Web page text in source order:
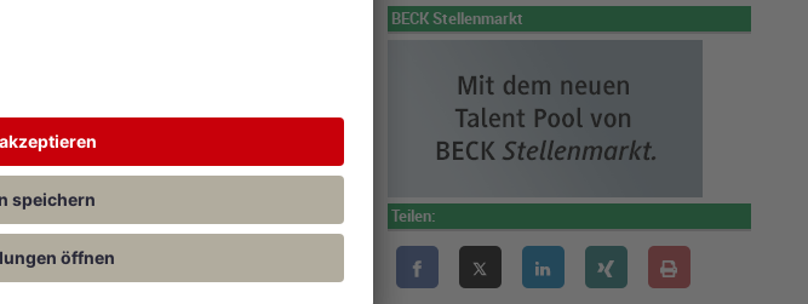
eingereicht werden. Eine abschließende
es in einer Pressemitteilung des Gerichts.
nicht zu den regulär jagdbaren Arten. Die
stellen sie keine Gefahr dar, für kleinere
und nicht etwa ein wildernder Hund der
und geht meist nachts im Familienverband
lebt der Schabrackenschakal (Canis
BECK Stellenmarkt
Teilen: